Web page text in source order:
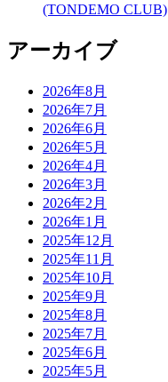
(TONDEMO CLUB)
アーカイブ
2026年8月
2026年7月
2026年6月
2026年5月
2026年4月
2026年3月
2026年2月
2026年1月
2025年12月
2025年11月
2025年10月
2025年9月
2025年8月
2025年7月
2025年6月
2025年5月